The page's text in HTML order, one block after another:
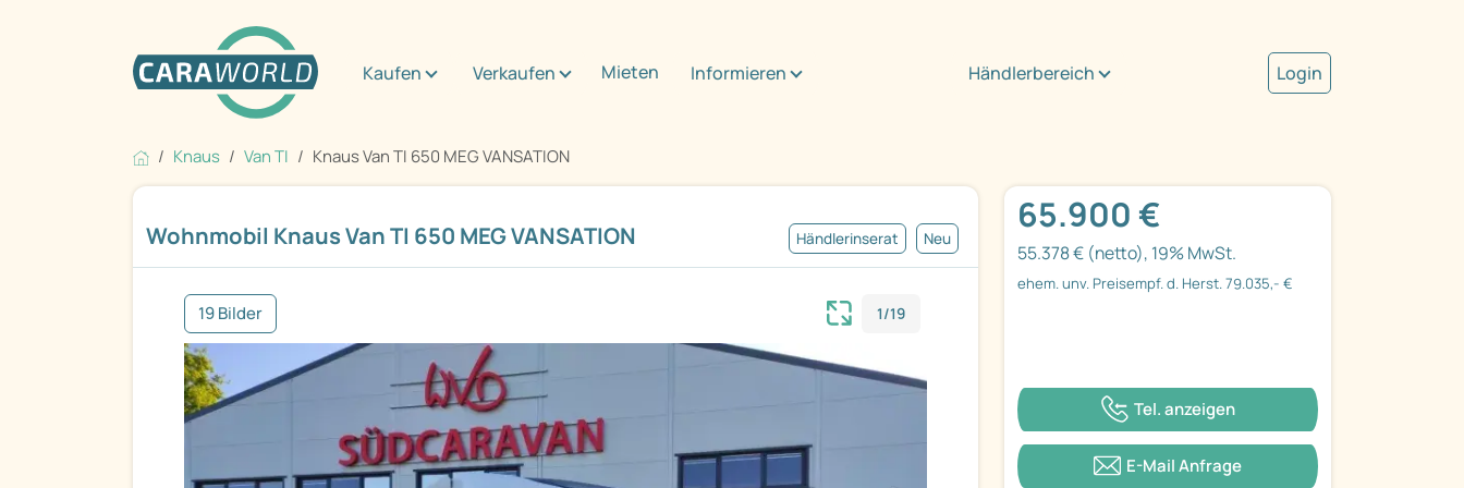
Kaufen Verkaufen Mieten Informieren Händlerbereich Login
Knaus Van TI Knaus Van TI 650 MEG VANSATION
Wohnmobil Knaus Van TI 650 MEG VANSATION Händlerinserat Neu
19 Bilder 1/19
65.900 €
55.378 € (netto), 19% MwSt.
ehem. unv. Preisempf. d. Herst. 79.035,- €
Tel. anzeigen
E-Mail Anfrage